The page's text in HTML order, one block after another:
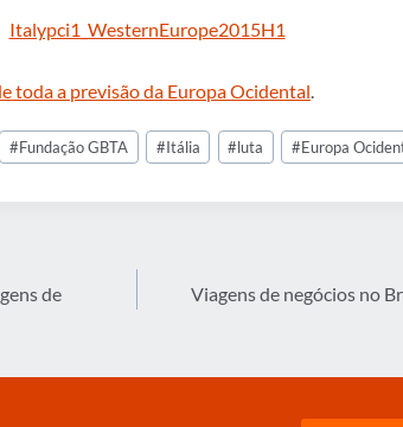
toda a previsão da Europa Ocidental.
#Fundação GBTA #Itália #luta #Europa
de
Viagens de negócios no